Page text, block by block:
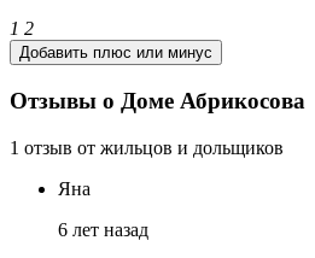
1 2
Добавить плюс или минус
Отзывы о Доме Абрикосова
1 отзыв от жильцов и дольщиков
Яна
6 лет назад